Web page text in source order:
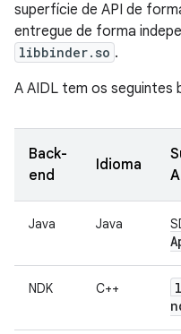
superfície de API de
entregue de forma
libbinder.so .
A AIDL tem os seguintes
Back-
end
Idioma
Java Java
NDK C++